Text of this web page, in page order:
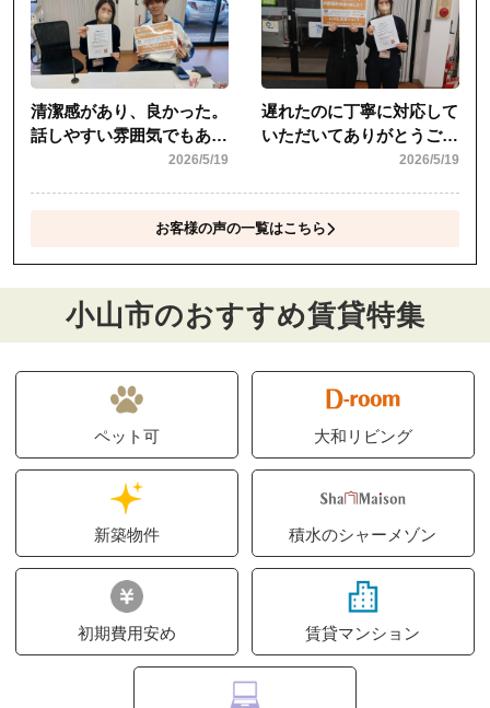
お客様の声の一覧はこちら
小山市のおすすめ賃貸特集
ペット可 大和リビング
新築物件 積水のシャーメゾン
初期費用安め 賃貸マンション